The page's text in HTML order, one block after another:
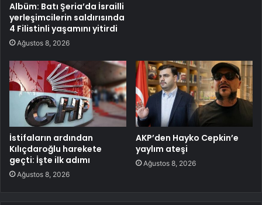
Albüm: Batı Şeria’da İsrailli
yerleşimcilerin saldırısında
4 Filistinli yaşamını yitirdi
Ağustos 8, 2026
İstifaların ardından
Kılıçdaroğlu harekete
geçti: İşte ilk adımı
Ağustos 8, 2026
AKP’den Hayko Cepkin’e
yaylım ateşi
Ağustos 8, 2026